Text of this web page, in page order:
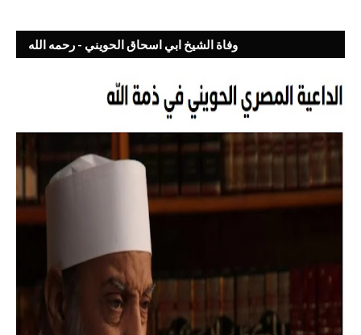
وفاة الشيخ ابي اسحاق الحويني - رحمه الله